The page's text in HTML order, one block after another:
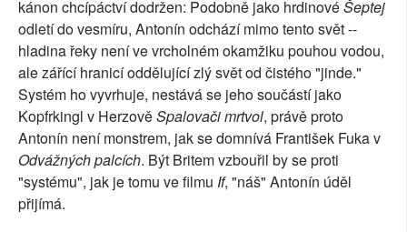
kánon chcípáctví dodržen: Podobně jako hrdinovéŠeptej
odletí do vesmíru, Antonín odchází mimo tento svět --
hladina řeky není ve vrcholném okamžiku pouhou vodou,
ale zářící hranicí oddělující zlý svět od čistého "jinde."
Systém ho vyvrhuje, nestává se jeho součástí jako
Kopfrkingl v HerzověSpalovači mrtvol, právě proto
Antonín není monstrem, jak se domnívá František Fuka v
Odvážných palcích. Být Britem vzbouřil by se proti
"systému", jak je tomu ve filmu If, "náš" Antonín úděl
přijímá.